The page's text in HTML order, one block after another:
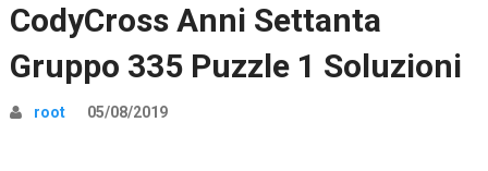
CodyCross Anni Settanta
Gruppo 335 Puzzle 1 Soluzioni
root 05/08/2019